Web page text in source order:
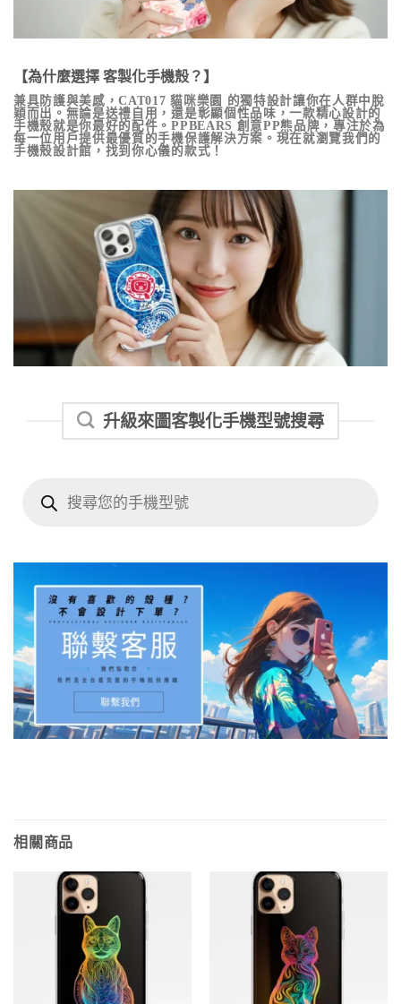
【為什麼選擇 客製化手機殼？】
兼具防護與美感，CAT017 貓咪樂園 的獨特設計讓你在人群中脫
穎而出。無論是送禮自用，還是彰顯個性品味，一款精心設計的
手機殼就是你最好的配件。PPBEARS 創意PP熊品牌，專注於為
每一位用戶提供最優質的手機保護解決方案。現在就瀏覽我們的
手機殼設計館，找到你心儀的款式！
升級來圖客製化手機型號搜尋
search
相關商品